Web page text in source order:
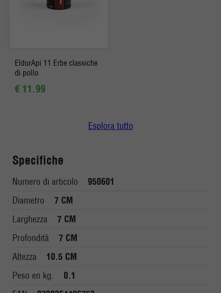
EldurApi 11 Erbe classiche
di pollo
€ 11.99
Esplora tutto
Specifiche
Numero di articolo
950601
Diametro
7 CM
Larghezza
7 CM
Profondità
7 CM
Altezza
10.5 CM
Peso en kg.
0.1